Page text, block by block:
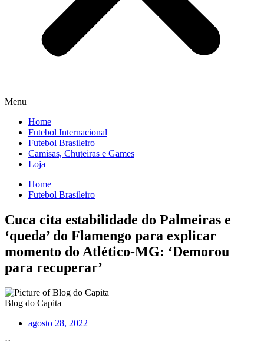
Menu
Home
Futebol Internacional
Futebol Brasileiro
Camisas, Chuteiras e Games
Loja
Home
Futebol Brasileiro
Cuca cita estabilidade do Palmeiras e
‘queda’ do Flamengo para explicar
momento do Atlético-MG: ‘Demorou
para recuperar’
Blog do Capita
agosto 28, 2022